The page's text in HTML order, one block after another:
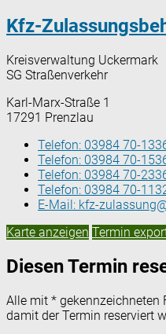
Kfz-
Kreisverwaltung Uckermark
SG Straßenverkehr
Karl-Marx-Straße 1
17291 Prenzlau
Telefon: 03984 70-
Telefon: 03984 70-
Telefon: 03984 70-
Telefon: 03984 70-
E-Mail: kfz-
Karte anzeigen Termin
Diesen Termin
Alle mit * gekennzeichneten
damit der Termin reserviert